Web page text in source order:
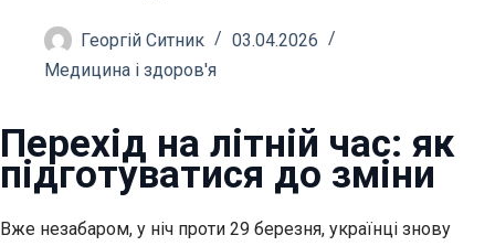
Георгій Ситник
03.04.2026
Медицина і здоров'я
Перехід на літній час: як
підготуватися до зміни
Вже незабаром, у ніч проти 29 березня, українці знову